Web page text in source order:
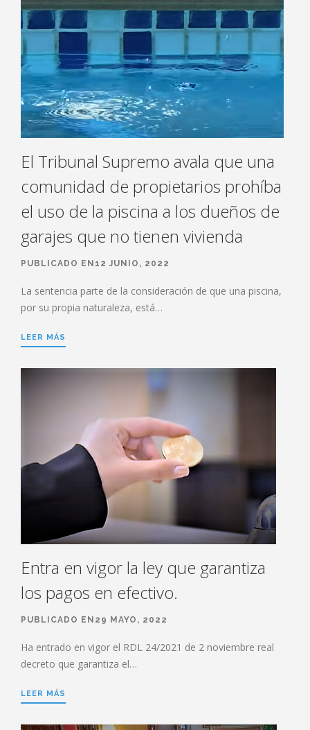
El Tribunal Supremo avala que una
comunidad de propietarios prohíba
el uso de la piscina a los dueños de
garajes que no tienen vivienda
PUBLICADO EN12 JUNIO, 2022
La sentencia parte de la consideración de que una piscina,
por su propia naturaleza, está…
LEER MÁS
Entra en vigor la ley que garantiza
los pagos en efectivo.
PUBLICADO EN29 MAYO, 2022
Ha entrado en vigor el RDL 24/2021 de 2 noviembre real
decreto que garantiza el…
LEER MÁS